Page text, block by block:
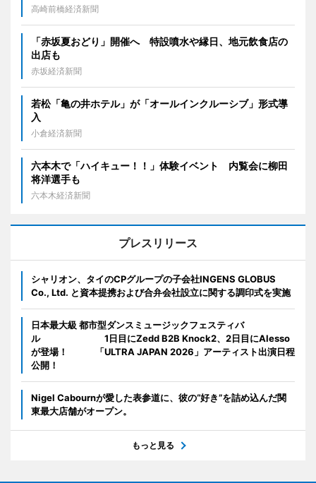
高崎前橋経済新聞
「赤坂夏おどり」開催へ 特設噴水や縁日、地元飲食店の
出店も
赤坂経済新聞
若松「亀の井ホテル」が「オールインクルーシブ」形式導
入
小倉経済新聞
六本木で「ハイキュー！！」体験イベント 内覧会に柳田
将洋選手も
六本木経済新聞
プレスリリース
シャリオン、タイのCPグループの子会社INGENS GLOBUS
Co., Ltd. と資本提携および合弁会社設立に関する調印式を実施
日本最大級 都市型ダンスミュージックフェスティバ
ル 1日目にZedd B2B Knock2、2日目にAlesso
が登場！ 「ULTRA JAPAN 2026」アーティスト出演日程
公開！
Nigel Cabournが愛した表参道に、彼の“好き”を詰め込んだ関
東最大店舗がオープン。
もっと見る